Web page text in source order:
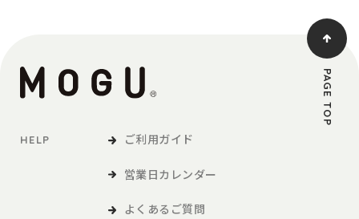
HELP ご利用ガイド
営業日カレンダー
よくあるご質問
PAGE TOP